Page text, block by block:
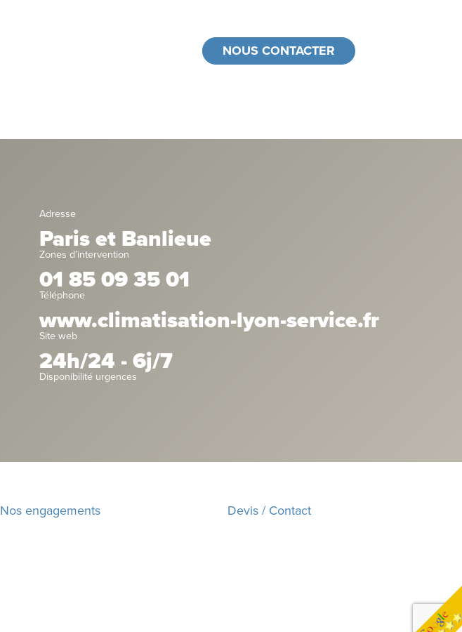
NOUS CONTACTER
Adresse
Paris et Banlieue
Zones d’intervention
01 85 09 35 01
Téléphone
www.climatisation-lyon-service.fr
Site web
24h/24 - 6j/7
Disponibilité urgences
Nos engagements Devis / Contact